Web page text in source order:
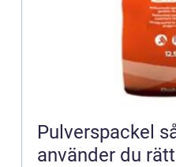
Pulverspackel så väljer och
använder du